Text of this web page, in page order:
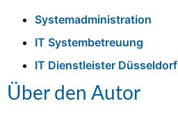
Systemadministration
IT Systembetreuung
IT Dienstleister Düsseldorf
Über den Autor